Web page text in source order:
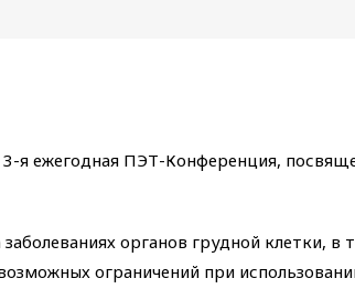
я ежегодная ПЭТ-Конференция,
органов грудной клетки, в
ограничений при